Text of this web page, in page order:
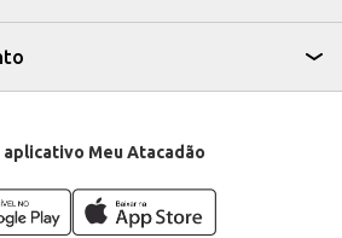
aplicativo Meu Atacadão